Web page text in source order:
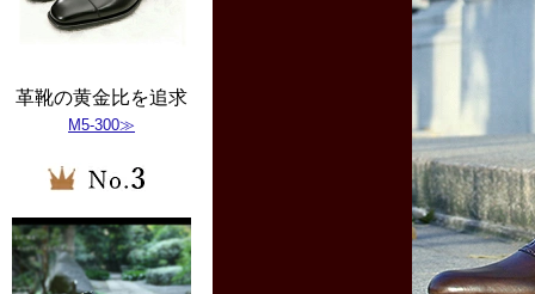
革靴の黄金比を追求
M5-300≫